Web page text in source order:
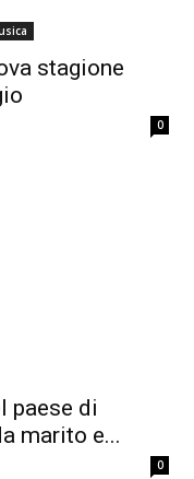
stagione
0
paese di
marito e...
0